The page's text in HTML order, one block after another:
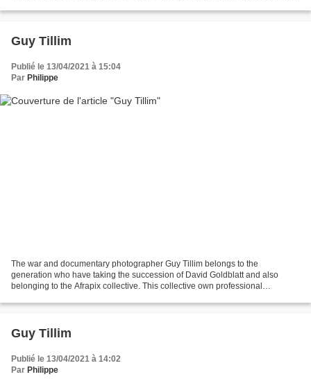
Guy Tillim
Publié le 13/04/2021 à 15:04
Par Philippe
The war and documentary photographer Guy Tillim belongs to the
generation who have taking the succession of David Goldblatt and also
belonging to the Afrapix collective. This collective own professional
Guy Tillim
Publié le 13/04/2021 à 14:02
Par Philippe